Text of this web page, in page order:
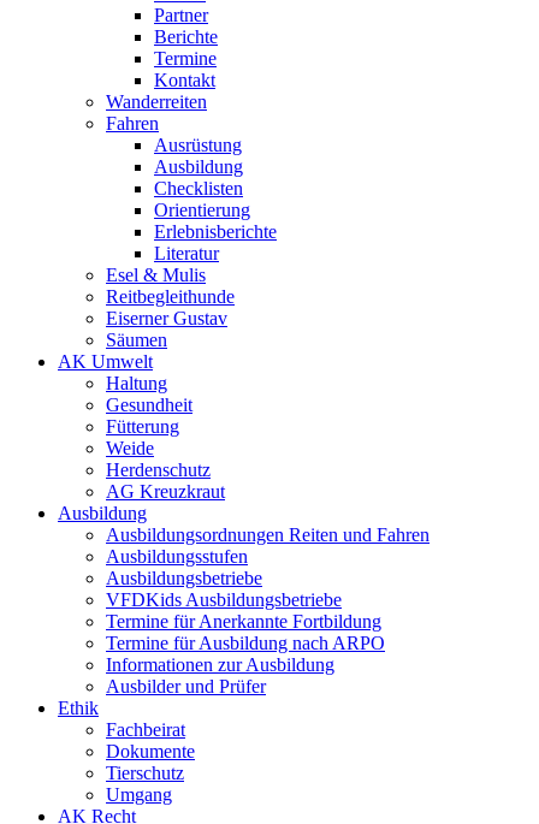
Partner
Berichte
Termine
Kontakt
Wanderreiten
Fahren
Ausrüstung
Ausbildung
Checklisten
Orientierung
Erlebnisberichte
Literatur
Esel & Mulis
Reitbegleithunde
Eiserner Gustav
Säumen
AK Umwelt
Haltung
Gesundheit
Fütterung
Weide
Herdenschutz
AG Kreuzkraut
Ausbildung
Ausbildungsordnungen Reiten und Fahren
Ausbildungsstufen
Ausbildungsbetriebe
VFDKids Ausbildungsbetriebe
Termine für Anerkannte Fortbildung
Termine für Ausbildung nach ARPO
Informationen zur Ausbildung
Ausbilder und Prüfer
Ethik
Fachbeirat
Dokumente
Tierschutz
Umgang
AK Recht